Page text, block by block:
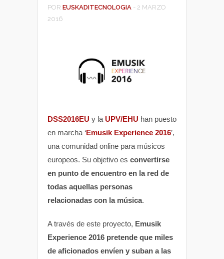
POR EUSKADITECNOLOGIA - 2 MARZO
2016
DSS2016EU y la UPV/EHU han puesto
en marcha ‘Emusik Experience 2016’,
una comunidad online para músicos
europeos. Su objetivo es convertirse
en punto de encuentro en la red de
todas aquellas personas
relacionadas con la música.
A través de este proyecto, Emusik
Experience 2016 pretende que miles
de aficionados envíen y suban a las